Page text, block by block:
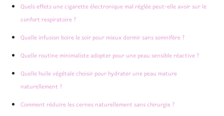
Quels effets une cigarette électronique mal réglée peut-elle avoir sur le
confort respiratoire ?
Quelle infusion boire le soir pour mieux dormir sans somnifère ?
Quelle routine minimaliste adopter pour une peau sensible réactive ?
Quelle huile végétale choisir pour hydrater une peau mature
naturellement ?
Comment réduire les cernes naturellement sans chirurgie ?